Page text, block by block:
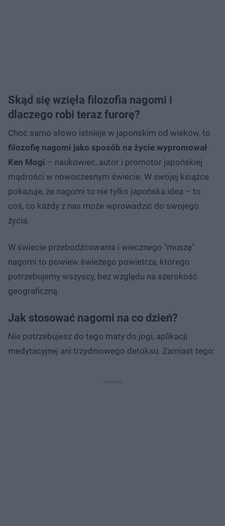
Skąd się wzięła filozofia nagomi i
dlaczego robi teraz furorę?
Choć samo słowo istnieje w japońskim od wieków, to
filozofię nagomi jako sposób na życie wypromował
Ken Mogi – naukowiec, autor i promotor japońskiej
mądrości w nowoczesnym świecie. W swojej książce
pokazuje, że nagomi to nie tylko japońska idea – to
coś, co każdy z nas może wprowadzić do swojego
życia.
W świecie przebodźcowania i wiecznego "muszę"
nagomi to powiew świeżego powietrza, którego
potrzebujemy wszyscy, bez względu na szerokość
geograficzną.
Jak stosować nagomi na co dzień?
Nie potrzebujesz do tego maty do jogi, aplikacji
medytacyjnej ani trzydniowego detoksu. Zamiast tego: